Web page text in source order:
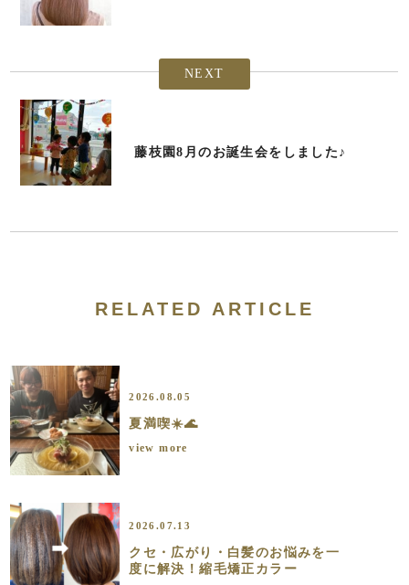
NEXT
藤枝園8月のお誕生会をしました♪
RELATED ARTICLE
2026.08.05
夏満喫☀️🌊
view more
2026.07.13
クセ・広がり・白髪のお悩みを一
度に解決！縮毛矯正カラー